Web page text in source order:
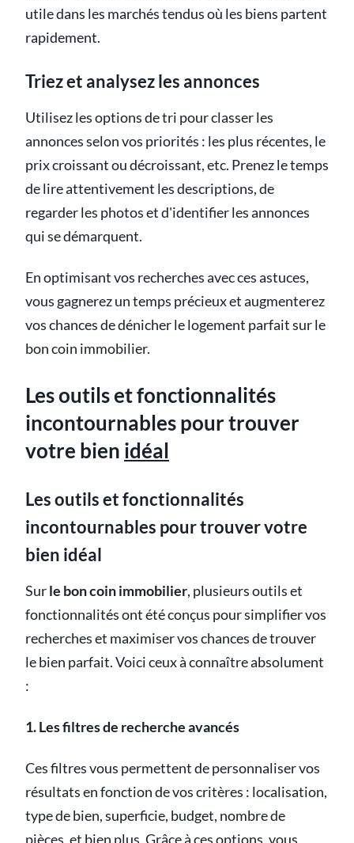
utile dans les marchés tendus où les biens partent
rapidement.
Triez et analysez les annonces
Utilisez les options de tri pour classer les
annonces selon vos priorités : les plus récentes, le
prix croissant ou décroissant, etc. Prenez le temps
de lire attentivement les descriptions, de
regarder les photos et d'identifier les annonces
qui se démarquent.
En optimisant vos recherches avec ces astuces,
vous gagnerez un temps précieux et augmenterez
vos chances de dénicher le logement parfait sur le
bon coin immobilier.
Les outils et fonctionnalités
incontournables pour trouver
votre bien idéal
Les outils et fonctionnalités
incontournables pour trouver votre
bien idéal
Surle bon coin immobilier, plusieurs outils et
fonctionnalités ont été conçus pour simplifier vos
recherches et maximiser vos chances de trouver
le bien parfait. Voici ceux à connaître absolument
:
1. Les filtres de recherche avancés
Ces filtres vous permettent de personnaliser vos
résultats en fonction de vos critères : localisation,
type de bien, superficie, budget, nombre de
pièces, et bien plus. Grâce à ces options, vous